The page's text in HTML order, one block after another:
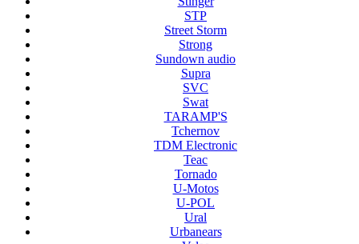
STP
Street Storm
Strong
Sundown audio
Supra
SVC
Swat
TARAMP'S
Tchernov
TDM Electronic
Teac
Tornado
U-Motos
U-POL
Ural
Urbanears